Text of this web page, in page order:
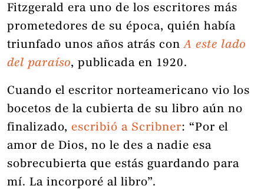
Fitzgerald era uno de los escritores más
prometedores de su época, quién había
triunfado unos años atrás conA este lado
del paraíso, publicada en 1920.
Cuando el escritor norteamericano vio los
bocetos de la cubierta de su libro aún no
finalizado, escribió a Scribner: “Por el
amor de Dios, no le des a nadie esa
sobrecubierta que estás guardando para
mí. La incorporé al libro”.